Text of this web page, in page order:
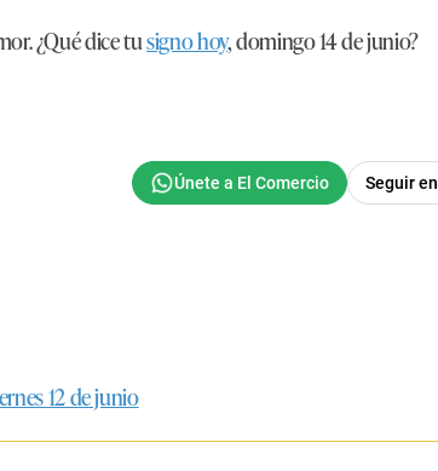
¿Qué dice tusigno hoy, domingo 14 de junio?
Seguir en
12 de junio